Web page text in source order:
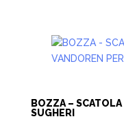
BOZZA –
SUGHERI